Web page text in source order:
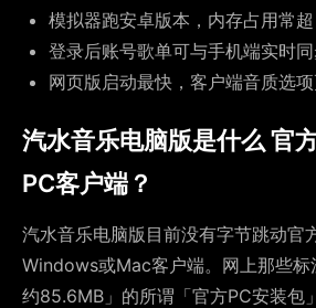
模拟器跑安卓版本，内存占用常超
登录后账号歌单可与手机端实时
网页版启动最快，客户端音质选
汽水音乐电脑版是什么 官
PC客户端？
汽水音乐电脑版目前没有字节跳动官
Windows或Mac客户端。网上那些
约85.6MB」的所谓「官方PC安装包